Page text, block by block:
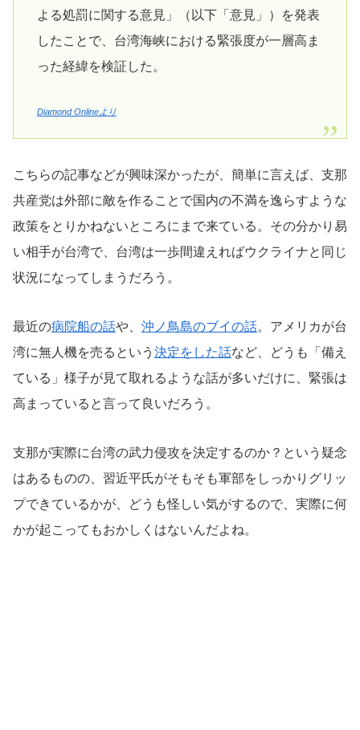
よる処罰に関する意見」（以下「意見」）を発表
したことで、台湾海峡における緊張度が一層高ま
った経緯を検証した。
Diamond Onlineより
こちらの記事などが興味深かったが、簡単に言えば、支那
共産党は外部に敵を作ることで国内の不満を逸らすような
政策をとりかねないところにまで来ている。その分かり易
い相手が台湾で、台湾は一歩間違えればウクライナと同じ
状況になってしまうだろう。
最近の病院船の話や、 沖ノ鳥島のブイの話。アメリカが台
湾に無人機を売るという 決定をした話など、どうも「備え
ている」様子が見て取れるような話が多いだけに、緊張は
高まっていると言って良いだろう。
支那が実際に台湾の武力侵攻を決定するのか？という疑念
はあるものの、習近平氏がそもそも軍部をしっかりグリッ
プできているかが、どうも怪しい気がするので、実際に何
かが起こってもおかしくはないんだよね。